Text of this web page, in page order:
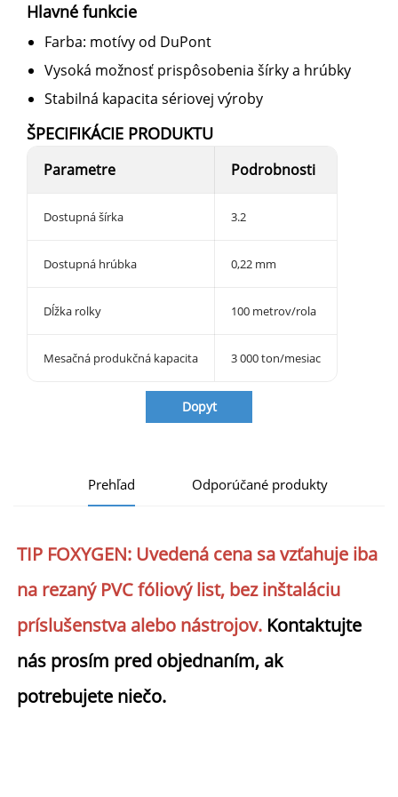
Hlavné funkcie
Farba: motívy od DuPont
Vysoká možnosť prispôsobenia šírky a hrúbky
Stabilná kapacita sériovej výroby
ŠPECIFIKÁCIE PRODUKTU
Parametre Podrobnosti
Dostupná šírka 3.2
Dostupná hrúbka 0,22 mm
Dĺžka rolky 100 metrov/rola
Mesačná produkčná kapacita 3 000 ton/mesiac
Dopyt
Prehľad Odporúčané produkty
TIP FOXYGEN: Uvedená cena sa vzťahuje iba
na rezaný PVC fóliový list, bez inštaláciu
príslušenstva alebo nástrojov. Kontaktujte
nás prosím pred objednaním, ak
potrebujete niečo.